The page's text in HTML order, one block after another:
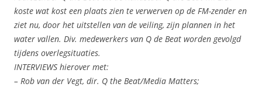
koste wat kost een plaats zien te verwerven op de FM-zender en
ziet nu, door het uitstellen van de veiling, zijn plannen in het
water vallen. Div. medewerkers van Q de Beat worden gevolgd
tijdens overlegsituaties.
INTERVIEWS hierover met:
– Rob van der Vegt, dir. Q the Beat/Media Matters;